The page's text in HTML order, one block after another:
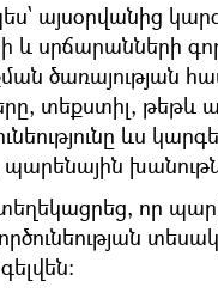
այսօրվանից
սրճարանների
ծառայության
տեքստիլ, թեթև
ևս
պարենային
որ